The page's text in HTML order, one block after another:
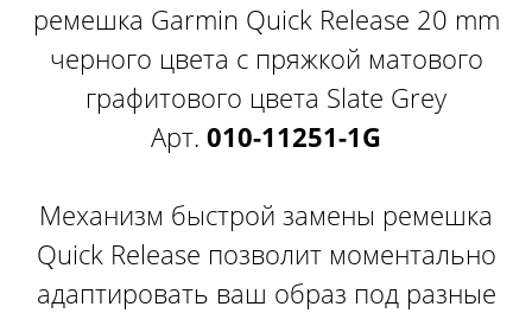
ремешка Garmin Quick Release 20 mm
черного цвета с пряжкой матового
графитового цвета​​​ Slate Grey
Арт. 010-11251-1G
Механизм быстрой замены ремешка
Quick Release позволит моментально
адаптировать ваш образ под разные